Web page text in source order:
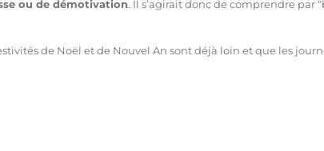
ou de démotivation. Il s’agirait donc de comprendre par
de Noël et de Nouvel An sont déjà loin et que les